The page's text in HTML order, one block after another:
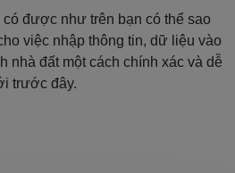
được như trên bạn có thể sao
việc nhập thông tin, dữ liệu vào
nhà đất một cách chính xác và dễ
trước đây.